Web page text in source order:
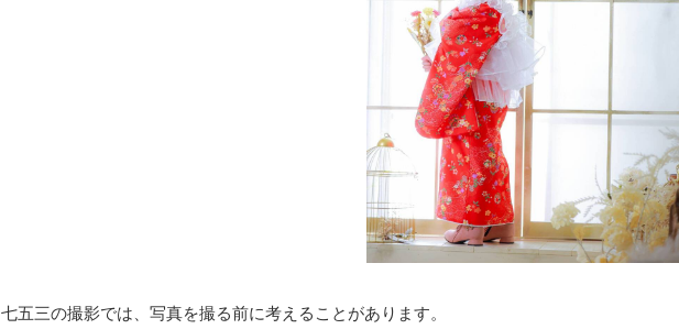
七五三の撮影では、写真を撮る前に考えることがあります。